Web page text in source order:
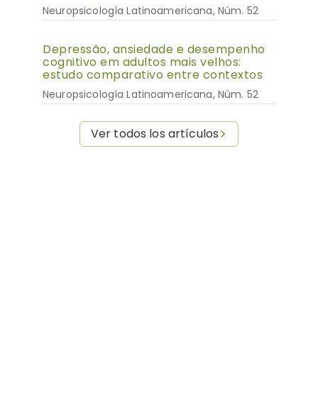
Neuropsicología Latinoamericana, Núm. 52
Depressão, ansiedade e desempenho
cognitivo em adultos mais velhos:
estudo comparativo entre contextos
Neuropsicología Latinoamericana, Núm. 52
Ver todos los artículos